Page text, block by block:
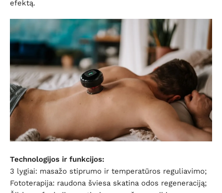
efektą.
Technologijos ir funkcijos:
3 lygiai: masažo stiprumo ir temperatūros reguliavimo;
Fototerapija: raudona šviesa skatina odos regeneraciją;